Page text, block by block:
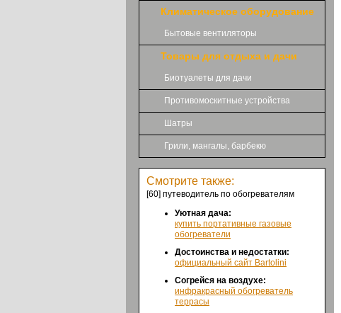
Климатическое оборудование
Бытовые вентиляторы
Товары для отдыха и дачи
Биотуалеты для дачи
Противомоскитные устройства
Шатры
Грили, мангалы, барбекю
Смотрите также:
[60] путеводитель по обогревателям
Уютная дача:
купить портативные газовые
обогреватели
Достоинства и недостатки:
официальный сайт Bartolini
Согрейся на воздухе:
инфракрасный обогреватель
террасы